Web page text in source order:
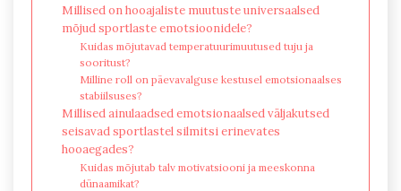
Millised on hooajaliste muutuste universaalsed
mõjud sportlaste emotsioonidele?
Kuidas mõjutavad temperatuurimuutused tuju ja
sooritust?
Milline roll on päevavalguse kestusel emotsionaalses
stabiilsuses?
Millised ainulaadsed emotsionaalsed väljakutsed
seisavad sportlastel silmitsi erinevates
hooaegades?
Kuidas mõjutab talv motivatsiooni ja meeskonna
dünaamikat?